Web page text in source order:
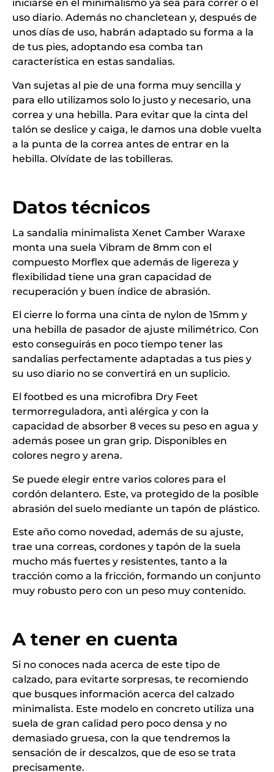
iniciarse en el minimalismo ya sea para correr o el
uso diario. Además no chancletean y, después de
unos días de uso, habrán adaptado su forma a la
de tus pies, adoptando esa comba tan
característica en estas sandalias.
Van sujetas al pie de una forma muy sencilla y
para ello utilizamos solo lo justo y necesario, una
correa y una hebilla. Para evitar que la cinta del
talón se deslice y caiga, le damos una doble vuelta
a la punta de la correa antes de entrar en la
hebilla. Olvídate de las tobilleras.
Datos técnicos
La sandalia minimalista Xenet Camber Waraxe
monta una suela Vibram de 8mm con el
compuesto Morflex que además de ligereza y
flexibilidad tiene una gran capacidad de
recuperación y buen índice de abrasión.
El cierre lo forma una cinta de nylon de 15mm y
una hebilla de pasador de ajuste milimétrico. Con
esto conseguirás en poco tiempo tener las
sandalias perfectamente adaptadas a tus pies y
su uso diario no se convertirá en un suplicio.
El footbed es una microfibra Dry Feet
termorreguladora, anti alérgica y con la
capacidad de absorber 8 veces su peso en agua y
además posee un gran grip. Disponibles en
colores negro y arena.
Se puede elegir entre varios colores para el
cordón delantero. Este, va protegido de la posible
abrasión del suelo mediante un tapón de plástico.
Este año como novedad, además de su ajuste,
trae una correas, cordones y tapón de la suela
mucho más fuertes y resistentes, tanto a la
tracción como a la fricción, formando un conjunto
muy robusto pero con un peso muy contenido.
A tener en cuenta
Si no conoces nada acerca de este tipo de
calzado, para evitarte sorpresas, te recomiendo
que busques información acerca del calzado
minimalista. Este modelo en concreto utiliza una
suela de gran calidad pero poco densa y no
demasiado gruesa, con la que tendremos la
sensación de ir descalzos, que de eso se trata
precisamente.